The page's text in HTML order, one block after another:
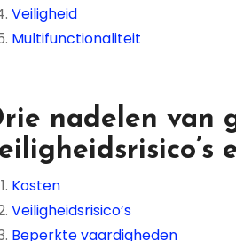
Veiligheid
Multifunctionaliteit
nadelen van
Kosten
Veiligheidsrisico’s
Beperkte vaardigheden